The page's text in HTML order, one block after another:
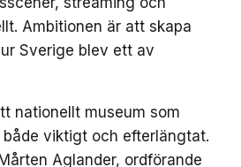
Ambitionen är att skapa
Sverige blev ett av
nationellt museum som
viktigt och efterlängtat.
Aglander, ordförande